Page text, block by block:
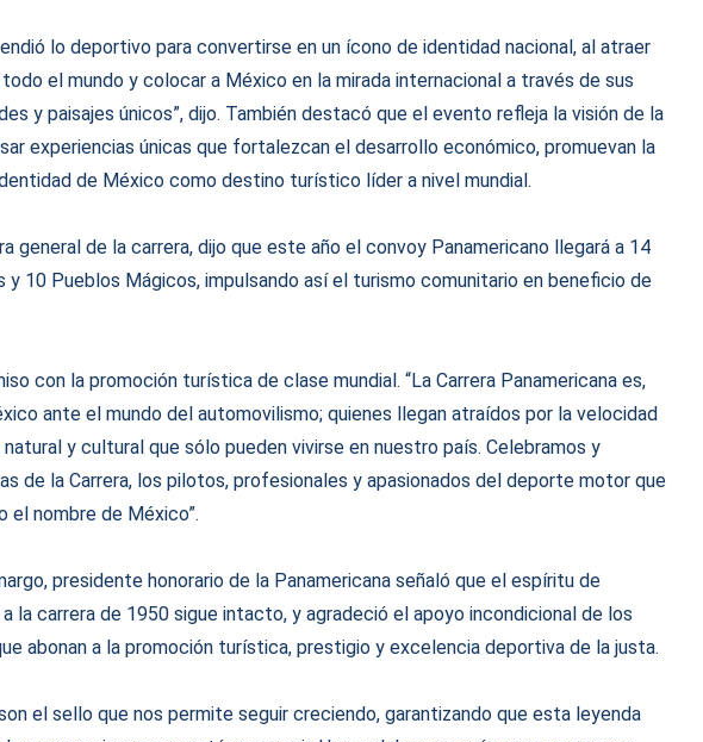
lo deportivo para convertirse en un ícono de identidad nacional, al atraer
el mundo y colocar a México en la mirada internacional a través de sus
y paisajes únicos”, dijo. También destacó que el evento refleja la visión de la
experiencias únicas que fortalezcan el desarrollo económico, promuevan la
de México como destino turístico líder a nivel mundial.
general de la carrera, dijo que este año el convoy Panamericano llegará a 14
y 10 Pueblos Mágicos, impulsando así el turismo comunitario en beneficio de
con la promoción turística de clase mundial. “La Carrera Panamericana es,
ante el mundo del automovilismo; quienes llegan atraídos por la velocidad
y cultural que sólo pueden vivirse en nuestro país. Celebramos y
de la Carrera, los pilotos, profesionales y apasionados del deporte motor que
el nombre de México”.
presidente honorario de la Panamericana señaló que el espíritu de
la carrera de 1950 sigue intacto, y agradeció el apoyo incondicional de los
abonan a la promoción turística, prestigio y excelencia deportiva de la justa.
el sello que nos permite seguir creciendo, garantizando que esta leyenda